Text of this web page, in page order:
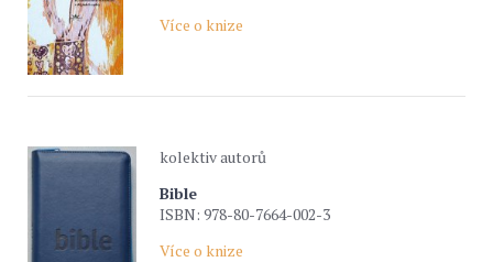
Více o knize
kolektiv autorů
Bible
ISBN: 978-80-7664-002-3
Více o knize